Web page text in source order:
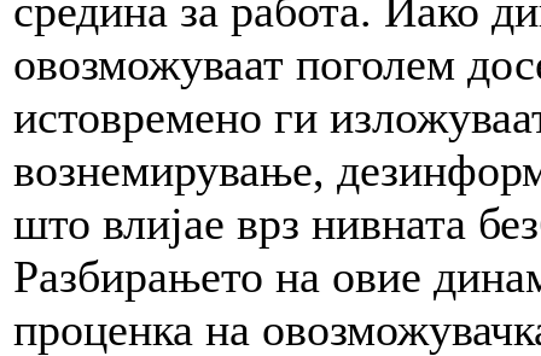
средина за работа. Иако
овозможуваат поголем
истовремено ги
вознемирување,
што влијае врз нивната
Разбирањето на овие
проценка на